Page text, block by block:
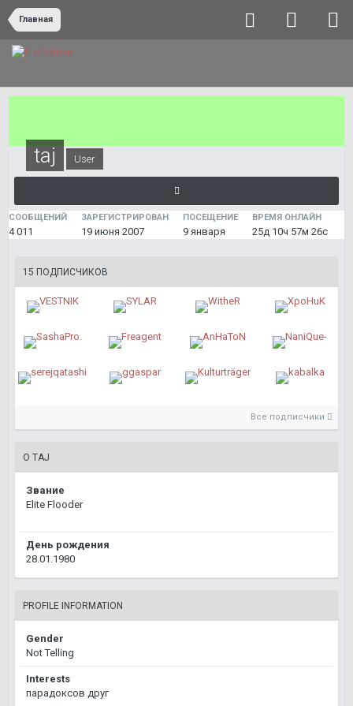
Главная
taj User
СООБЩЕНИЙ
4 011
ЗАРЕГИСТРИРОВАН
19 июня 2007
ПОСЕЩЕНИЕ
9 января
ВРЕМЯ ОНЛАЙН
25д 10ч 57м 26с
15 ПОДПИСЧИКОВ
Все подписчики
О TAJ
Звание
Elite Flooder
День рождения
28.01.1980
PROFILE INFORMATION
Gender
Not Telling
Interests
парадоксов друг